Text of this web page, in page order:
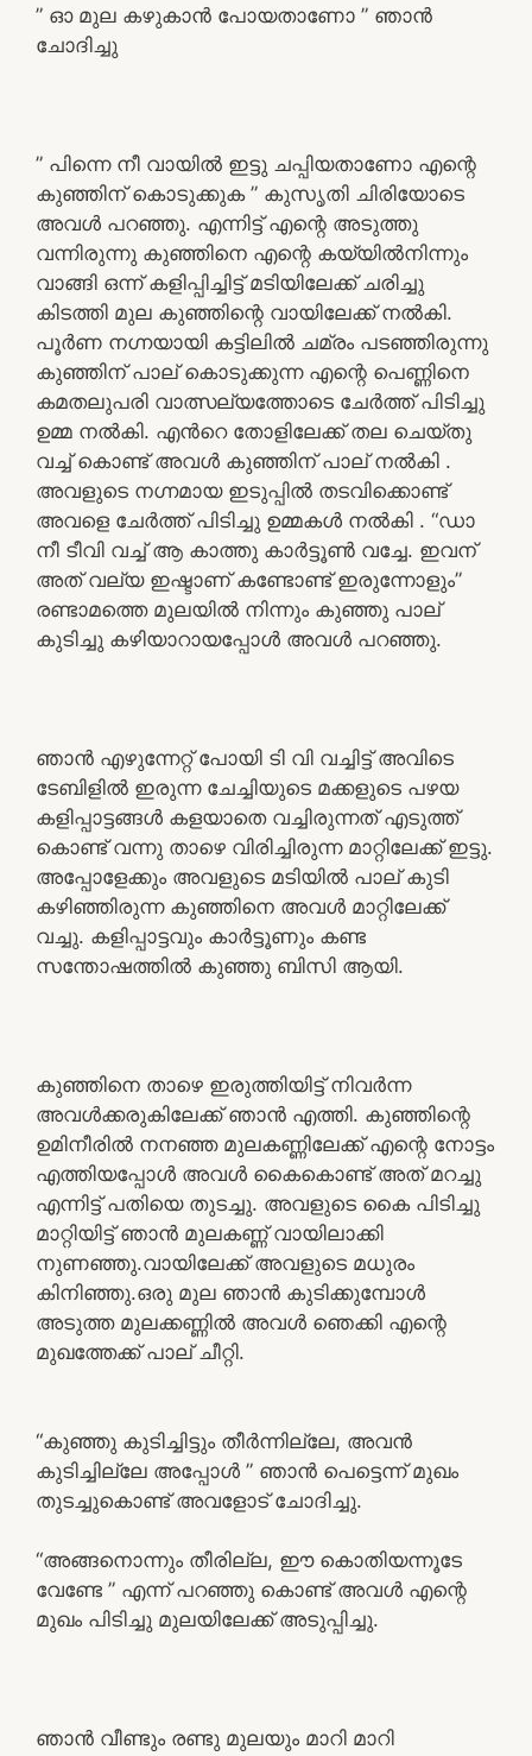
” ഓ മുല കഴുകാൻ പോയതാണോ ” ഞാൻ
ചോദിച്ചു
” പിന്നെ നീ വായിൽ ഇട്ടു ചപ്പിയതാണോ എന്റെ
കുഞ്ഞിന് കൊടുക്കുക ” കുസൃതി ചിരിയോടെ
അവൾ പറഞ്ഞു. എന്നിട്ട് എന്റെ അടുത്തു
വന്നിരുന്നു കുഞ്ഞിനെ എന്റെ കയ്യിൽനിന്നും
വാങ്ങി ഒന്ന് കളിപ്പിച്ചിട്ട് മടിയിലേക്ക് ചരിച്ചു
കിടത്തി മുല കുഞ്ഞിന്റെ വായിലേക്ക് നൽകി.
പൂർണ നഗ്നയായി കട്ടിലിൽ ചമ്രം പടഞ്ഞിരുന്നു
കുഞ്ഞിന് പാല് കൊടുക്കുന്ന എന്റെ പെണ്ണിനെ
കമതലുപരി വാത്സല്യത്തോടെ ചേർത്ത് പിടിച്ചു
ഉമ്മ നൽകി. എൻറെ തോളിലേക്ക് തല ചെയ്തു
വച്ച് കൊണ്ട് അവൾ കുഞ്ഞിന് പാല് നൽകി .
അവളുടെ നഗ്നമായ ഇടുപ്പിൽ തടവിക്കൊണ്ട്
അവളെ ചേർത്ത് പിടിച്ചു ഉമ്മകൾ നൽകി . “ഡാ
നീ ടീവി വച്ച് ആ കാത്തു കാർട്ടൂൺ വച്ചേ. ഇവന്
അത് വല്യ ഇഷ്ടാണ് കണ്ടോണ്ട് ഇരുന്നോളും”
രണ്ടാമത്തെ മുലയിൽ നിന്നും കുഞ്ഞു പാല്
കുടിച്ചു കഴിയാറായപ്പോൾ അവൾ പറഞ്ഞു.
ഞാൻ എഴുന്നേറ്റ് പോയി ടി വി വച്ചിട്ട് അവിടെ
ടേബിളിൽ ഇരുന്ന ചേച്ചിയുടെ മക്കളുടെ പഴയ
കളിപ്പാട്ടങ്ങൾ കളയാതെ വച്ചിരുന്നത് എടുത്ത്
കൊണ്ട് വന്നു താഴെ വിരിച്ചിരുന്ന മാറ്റിലേക്ക് ഇട്ടു.
അപ്പോളേക്കും അവളുടെ മടിയിൽ പാല് കുടി
കഴിഞ്ഞിരുന്ന കുഞ്ഞിനെ അവൾ മാറ്റിലേക്ക്
വച്ചു. കളിപ്പാട്ടവും കാർട്ടൂണും കണ്ട
സന്തോഷത്തിൽ കുഞ്ഞു ബിസി ആയി.
കുഞ്ഞിനെ താഴെ ഇരുത്തിയിട്ട് നിവർന്ന
അവൾക്കരുകിലേക്ക് ഞാൻ എത്തി. കുഞ്ഞിന്റെ
ഉമിനീരിൽ നനഞ്ഞ മുലകണ്ണിലേക്ക് എന്റെ നോട്ടം
എത്തിയപ്പോൾ അവൾ കൈകൊണ്ട് അത് മറച്ചു
എന്നിട്ട് പതിയെ തുടച്ചു. അവളുടെ കൈ പിടിച്ചു
മാറ്റിയിട്ട് ഞാൻ മുലകണ്ണ് വായിലാക്കി
നുണഞ്ഞു.വായിലേക്ക് അവളുടെ മധുരം
കിനിഞ്ഞു.ഒരു മുല ഞാൻ കുടിക്കുമ്പോൾ
അടുത്ത മുലക്കണ്ണിൽ അവൾ ഞെക്കി എന്റെ
മുഖത്തേക്ക് പാല് ചീറ്റി.
“കുഞ്ഞു കുടിച്ചിട്ടും തീർന്നില്ലേ, അവൻ
കുടിച്ചില്ലേ അപ്പോൾ ” ഞാൻ പെട്ടെന്ന് മുഖം
തുടച്ചുകൊണ്ട് അവളോട് ചോദിച്ചു.
“അങ്ങനൊന്നും തീരില്ല, ഈ കൊതിയന്നൂടേ
വേണ്ടേ ” എന്ന് പറഞ്ഞു കൊണ്ട് അവൾ എന്റെ
മുഖം പിടിച്ചു മുലയിലേക്ക് അടുപ്പിച്ചു.
ഞാൻ വീണ്ടും രണ്ടു മുലയും മാറി മാറി